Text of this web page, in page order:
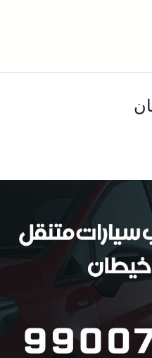
متنقل
متنقل الكويت كهرباء وبنشر